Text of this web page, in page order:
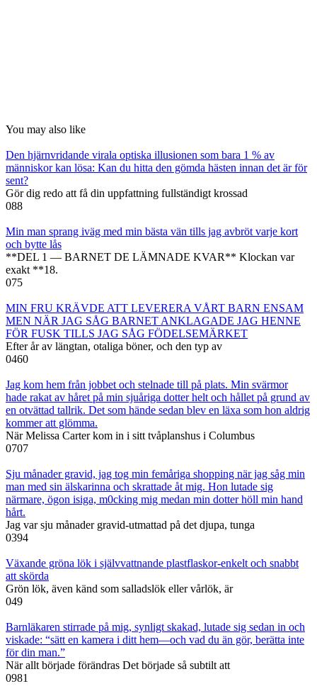
You may also like
Den hjärnvridande virala optiska illusionen som bara 1 % av
människor kan lösa: Kan du hitta den gömda hästen innan det är för
sent?
Gör dig redo att få din uppfattning fullständigt krossad
088
Min man sprang iväg med min bästa vän tills jag avbröt varje kort
och bytte lås
**DEL 1 — BARNET DE LÄMNADE KVAR** Klockan var
exakt **18.
075
MIN FRU KRÄVDE ATT LEVERERA VÅRT BARN ENSAM
MEN NÄR JAG SÅG BARNET ANKLAGADE JAG HENNE
FÖR FUSK TILLS JAG SÅG FÖDELSEMÄRKET
Efter år av längtan, otaliga böner, och den typ av
0460
Jag kom hem från jobbet och stelnade till på plats. Min svärmor
hade rakat av håret på min sjuåriga dotter helt och hållet på grund av
en otvättad tallrik. Det som hände sedan blev en läxa som hon aldrig
kommer att glömma.
När Melissa Carter kom in i sitt tvåplanshus i Columbus
0707
Sju månader gravid, jag tog min femåriga shopping när jag såg min
man med sin älskarinna och skrattade åt mig. Hon lutade sig
närmare, ögon isiga, m0cking mig medan min dotter höll min hand
hårt.
Jag var sju månader gravid-utmattad på det djupa, tunga
0394
Växande gröna lök i självvattnande plastflaskor-enkelt och snabbt
att skörda
Grön lök, även känd som salladslök eller vårlök, är
049
Barnläkaren stirrade på mig, synligt skakad, lutade sig sedan in och
viskade: “sätt en kamera i ditt hem—och vad du än gör, berätta inte
för din man.”
När allt började förändras Det började så subtilt att
0981